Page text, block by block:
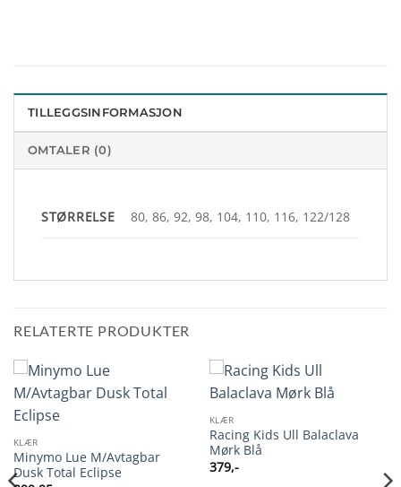
TILLEGGSINFORMASJON
OMTALER (0)
STØRRELSE 80, 86, 92, 98, 104, 110, 116, 122/128
RELATERTE PRODUKTER
KLÆR
Minymo Lue M/Avtagbar
Dusk Total Eclipse
KLÆR
Racing Kids Ull Balaclava
Mørk Blå
379,-